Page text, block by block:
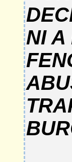
NI A